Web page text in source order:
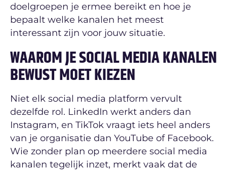
doelgroepen je ermee bereikt en hoe je
bepaalt welke kanalen het meest
interessant zijn voor jouw situatie.
WAAROM JE SOCIAL MEDIA KANALEN
BEWUST MOET KIEZEN
Niet elk social media platform vervult
dezelfde rol. LinkedIn werkt anders dan
Instagram, en TikTok vraagt iets heel anders
van je organisatie dan YouTube of Facebook.
Wie zonder plan op meerdere social media
kanalen tegelijk inzet, merkt vaak dat de